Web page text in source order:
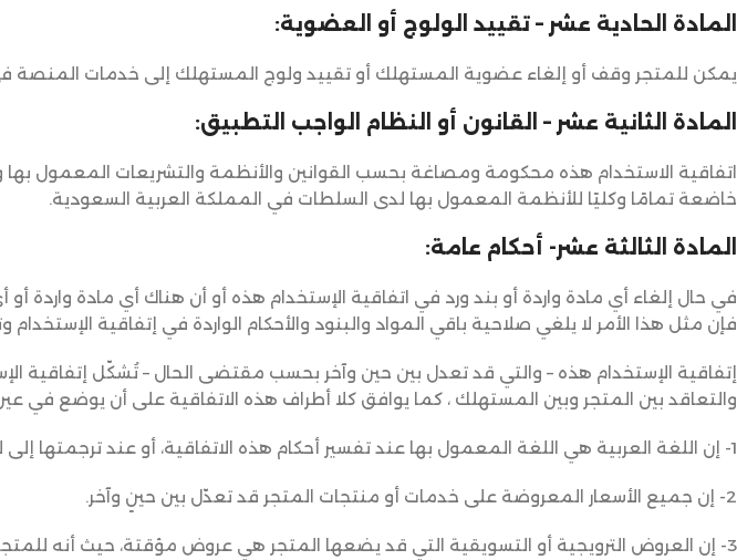
المادة الحادية عشر – تقييد الولوج أو العضوية:
يمكن للمتجر وقف أو إلغاء عضوية المستهلك أو تقييد ولوج المستهلك إلى خدمات المنصة
المادة الثانية عشر – القانون أو النظام الواجب التطبيق:
اتفاقية الاستخدام هذه محكومة ومصاغة بحسب القوانين والأنظمة والتشريعات المعمول بها
خاضعة تمامًا وكليًا للأنظمة المعمول بها لدى السلطات في المملكة العربية السعودية.
المادة الثالثة عشر- أحكام عامة:
في حال إلغاء أي مادة واردة أو بند ورد في اتفاقية الإستخدام هذه أو أن هناك أي مادة واردة أو
فإن مثل هذا الأمر لا يلغي صلاحية باقي المواد والبنود والأحكام الواردة في إتفاقية
إتفاقية الإستخدام هذه – والتي قد تعدل بين حين وآخر بحسب مقتضى الحال – تُشكّل إتفاقية
والتعاقد بين المتجر وبين المستهلك ، كما يوافق كلا أطراف هذه الاتفاقية على أن يوضع في عين
1- إن اللغة العربية هي اللغة المعمول بها عند تفسير أحكام هذه الاتفاقية، أو عند ترجمتها إلى لغة أخرى.
2- إن جميع الأسعار المعروضة على خدمات أو منتجات المتجر قد تعدّل بين حينٍ وآخر.
3- إن العروض الترويجية أو التسويقية التي قد يضعها المتجر هي عروض مؤقتة، حيث أنه